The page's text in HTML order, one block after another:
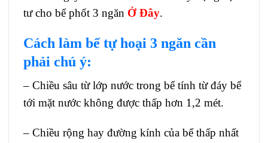
tư cho bể phốt 3 ngăn Ở Đây.
Cách làm bể tự hoại 3 ngăn cần
phải chú ý:
– Chiều sâu từ lớp nước trong bể tính từ đáy bể
tới mặt nước không được thấp hơn 1,2 mét.
– Chiều rộng hay đường kính của bể thấp nhất